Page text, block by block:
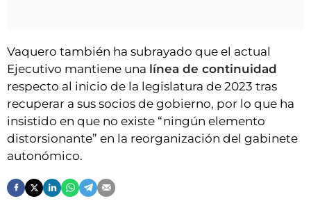
Vaquero también ha subrayado que el actual
Ejecutivo mantiene una línea de continuidad
respecto al inicio de la legislatura de 2023 tras
recuperar a sus socios de gobierno, por lo que ha
insistido en que no existe “ningún elemento
distorsionante” en la reorganización del gabinete
autonómico.